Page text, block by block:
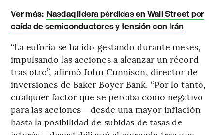
Ver más: Nasdaq lidera pérdidas en Wall Street por
caída de semiconductores y tensión con Irán
“La euforia se ha ido gestando durante meses,
impulsando las acciones a alcanzar un récord
tras otro”, afirmó John Cunnison, director de
inversiones de Baker Boyer Bank. “Por lo tanto,
cualquier factor que se perciba como negativo
para las acciones —desde una mayor inflación
hasta la posibilidad de subidas de tasas de